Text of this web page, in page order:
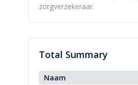
zorgverzekeraar.
Total Summary
Naam